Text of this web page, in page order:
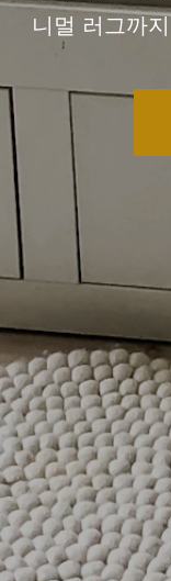
니멀 러그까